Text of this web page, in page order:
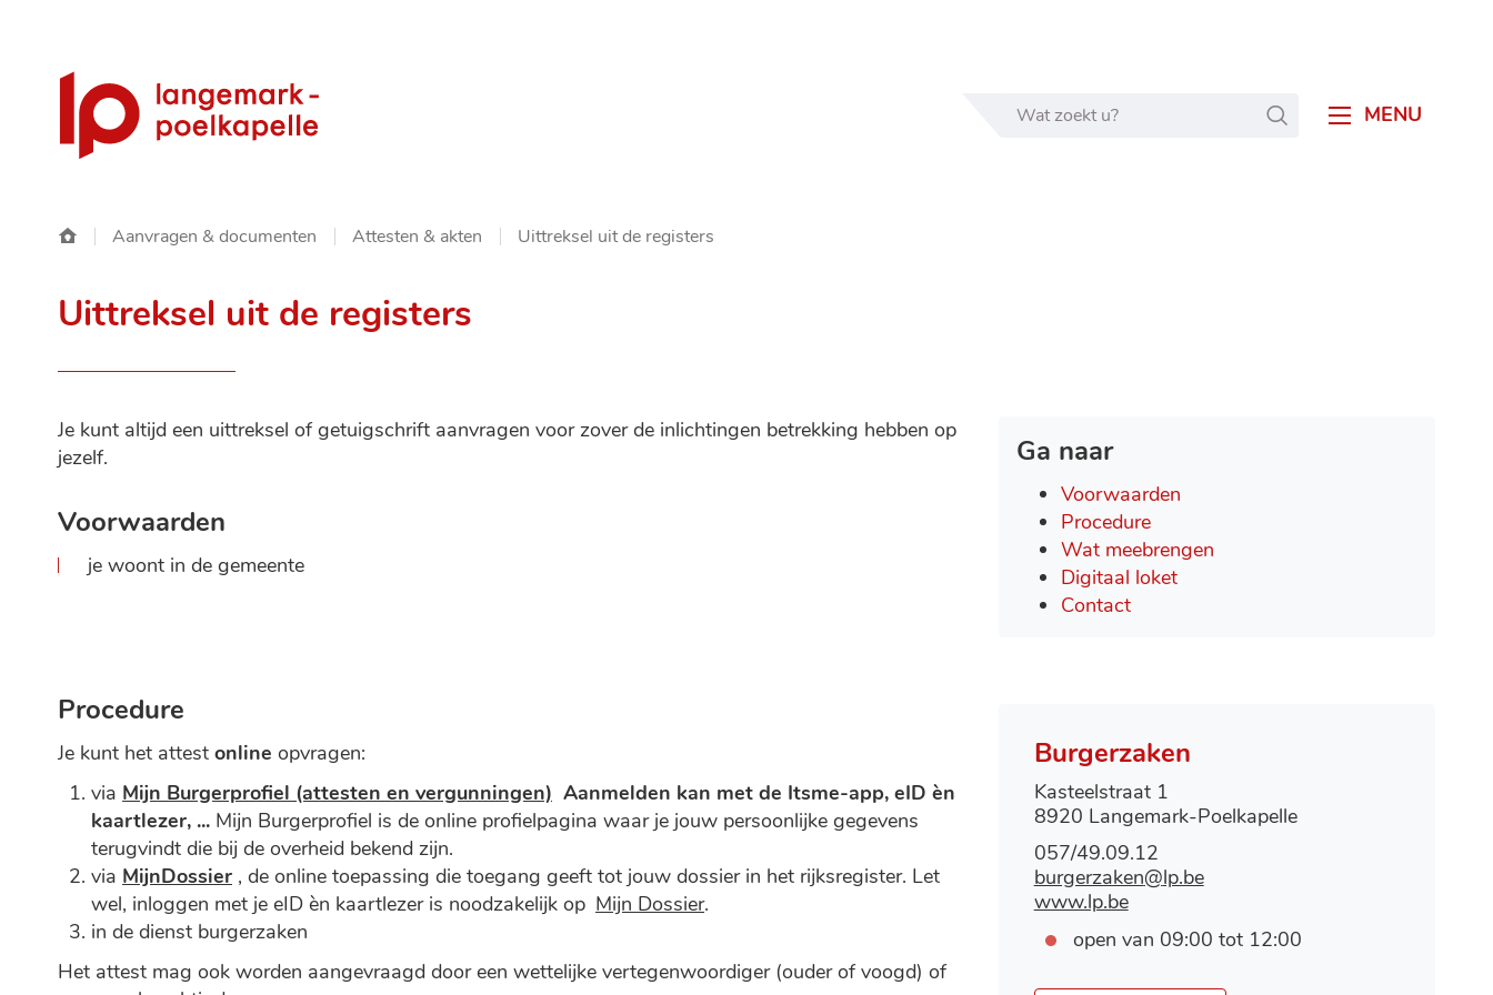
Gemeente
Langemark-
Poelkapelle
MENU
Wat
ZOEKEN
Startpagina
Aanvragen & documenten Attesten & akten Uittreksel uit de registers
Uittreksel uit de registers
Je kunt altijd een uittreksel of getuigschrift aanvragen voor zover de inlichtingen betrekking hebben op
jezelf.
Voorwaarden
je woont in de gemeente
Procedure
Je kunt het attest online opvragen:
via Mijn Burgerprofiel (attesten en vergunningen) Aanmelden kan met de Itsme-app, eID èn
kaartlezer, ... Mijn Burgerprofiel is de online profielpagina waar je jouw persoonlijke gegevens
terugvindt die bij de overheid bekend zijn.
via MijnDossier , de online toepassing die toegang geeft tot jouw dossier in het rijksregister. Let
wel, inloggen met je eID èn kaartlezer is noodzakelijk op Mijn Dossier.
in de dienst burgerzaken
Het attest mag ook worden aangevraagd door een wettelijke vertegenwoordiger (ouder of voogd) of
Ga naar
Voorwaarden
Procedure
Wat meebrengen
Digitaal loket
Contact
Contact
Burgerzaken
Adres
Kasteelstraat 1
,8920 Langemark-Poelkapelle
Tel.
057/49.09.12
E-
mail
burgerzaken@lp.be
Website
www.lp.be
Openingsuren
Vandaag
open van 09:00 tot 12:00